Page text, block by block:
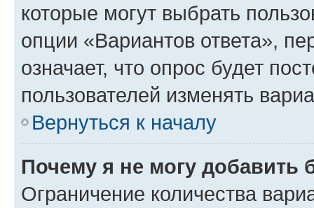
которые могут выбрать
опции «Вариантов ответа»,
означает, что опрос будет
пользователей изменять
Вернуться к началу
Почему я не могу добавить
Ограничение количества